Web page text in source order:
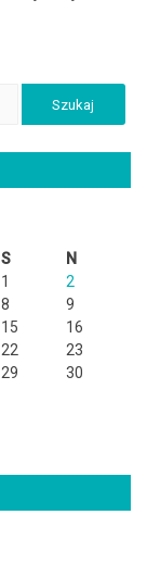
S
N
1
2
8
9
15
16
22
23
29
30